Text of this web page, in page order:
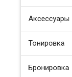
Аксессуары
Тонировка
Бронировка